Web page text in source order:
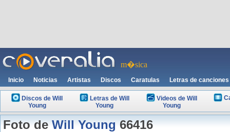
m�sica
Inicio Noticias Artistas Discos Caratulas Letras de canciones
Discos de Will
Young
Letras de Will
Young
Videos de Will
Young
Foto deWill Young66416